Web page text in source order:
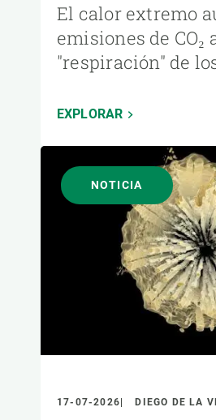
El calor extremo
emisiones de CO₂
"respiración" de
EXPLORAR
NOTICIA
17-07-2026 DIEGO DE LA